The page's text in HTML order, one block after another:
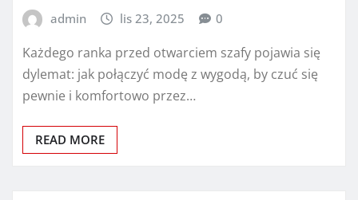
admin lis 23, 2025 0
Każdego ranka przed otwarciem szafy pojawia się
dylemat: jak połączyć modę z wygodą, by czuć się
pewnie i komfortowo przez…
READ MORE